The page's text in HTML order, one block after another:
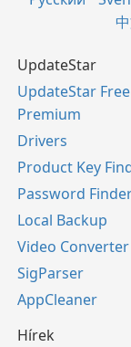
UpdateStar
UpdateStar
Premium
Drivers
Product Key
Password
Local Backup
Video Converter
SigParser
AppCleaner
Hírek